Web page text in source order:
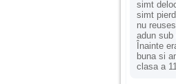
simt
simt
nu
adun sub
Înainte
buna si
clasa a